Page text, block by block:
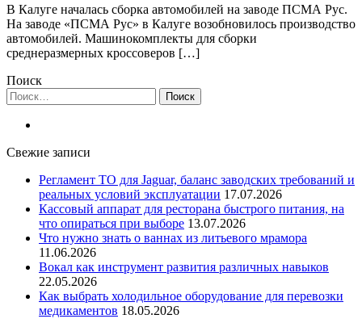
В Калуге началась сборка автомобилей на заводе ПСМА Рус.
На заводе «ПСМА Рус» в Калуге возобновилось производство
автомобилей. Машинокомплекты для сборки
среднеразмерных кроссоверов […]
Поиск
Найти:
Свежие записи
Регламент ТО для Jaguar, баланс заводских требований и
реальных условий эксплуатации 17.07.2026
Кассовый аппарат для ресторана быстрого питания, на
что опираться при выборе 13.07.2026
Что нужно знать о ваннах из литьевого мрамора
11.06.2026
Вокал как инструмент развития различных навыков
22.05.2026
Как выбрать холодильное оборудование для перевозки
медикаментов 18.05.2026